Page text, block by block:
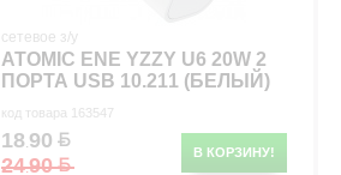
сетевое з/у
ATOMIC ENE YZZY U6 20W 2
ПОРТА USB 10.211 (БЕЛЫЙ)
код товара 163547
В КОРЗИНУ!
18.90
24.90